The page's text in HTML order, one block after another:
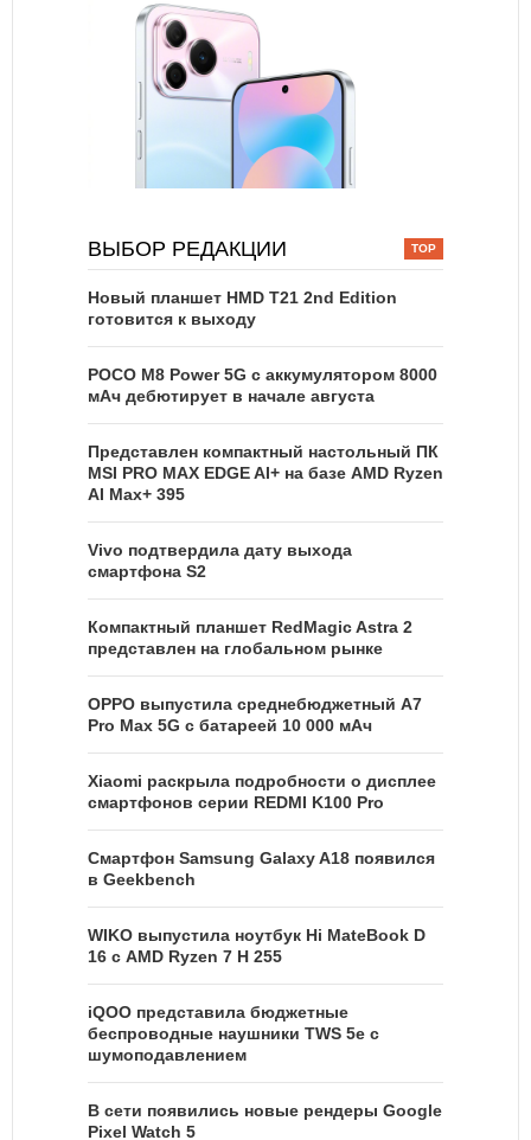
ВЫБОР РЕДАКЦИИ
Новый планшет HMD T21 2nd Edition
готовится к выходу
POCO M8 Power 5G с аккумулятором 8000
мАч дебютирует в начале августа
Представлен компактный настольный ПК
MSI PRO MAX EDGE AI+ на базе AMD Ryzen
AI Max+ 395
Vivo подтвердила дату выхода
смартфона S2
Компактный планшет RedMagic Astra 2
представлен на глобальном рынке
OPPO выпустила среднебюджетный A7
Pro Max 5G с батареей 10 000 мАч
Xiaomi раскрыла подробности о дисплее
смартфонов серии REDMI K100 Pro
Смартфон Samsung Galaxy A18 появился
в Geekbench
WIKO выпустила ноутбук Hi MateBook D
16 с AMD Ryzen 7 H 255
iQOO представила бюджетные
беспроводные наушники TWS 5e с
шумоподавлением
В сети появились новые рендеры Google
Pixel Watch 5